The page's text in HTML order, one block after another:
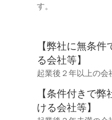
す。
【弊社に無条
る会社等】
起業後２年以上の会
【条件付きで
ける会社等】